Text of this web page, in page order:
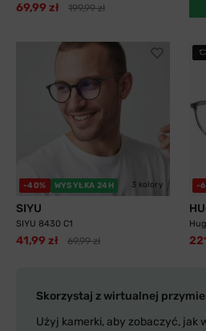
69,99 zł 199,99 zł
-40% WYSYŁKA 24H 3 kolory
SIYU
SIYU 8430 C1
41,99 zł 69,99 zł
Skorzystaj z wirtualnej
Użyj kamerki, aby zobaczyć, jak
-